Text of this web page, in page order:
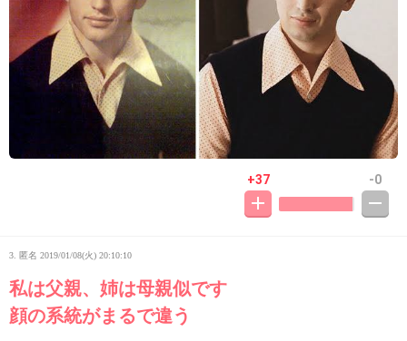
+37 -0
3. 匿名 2019/01/08(火) 20:10:10
私は父親、姉は母親似です
顔の系統がまるで違う